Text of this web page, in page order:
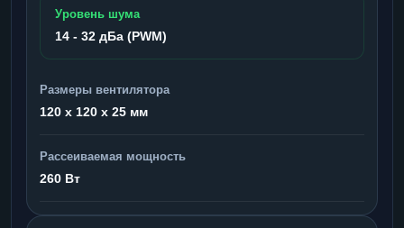
Уровень шума
14 - 32 дБа (PWM)
Размеры вентилятора
120 x 120 x 25 мм
Рассеиваемая мощность
260 Вт